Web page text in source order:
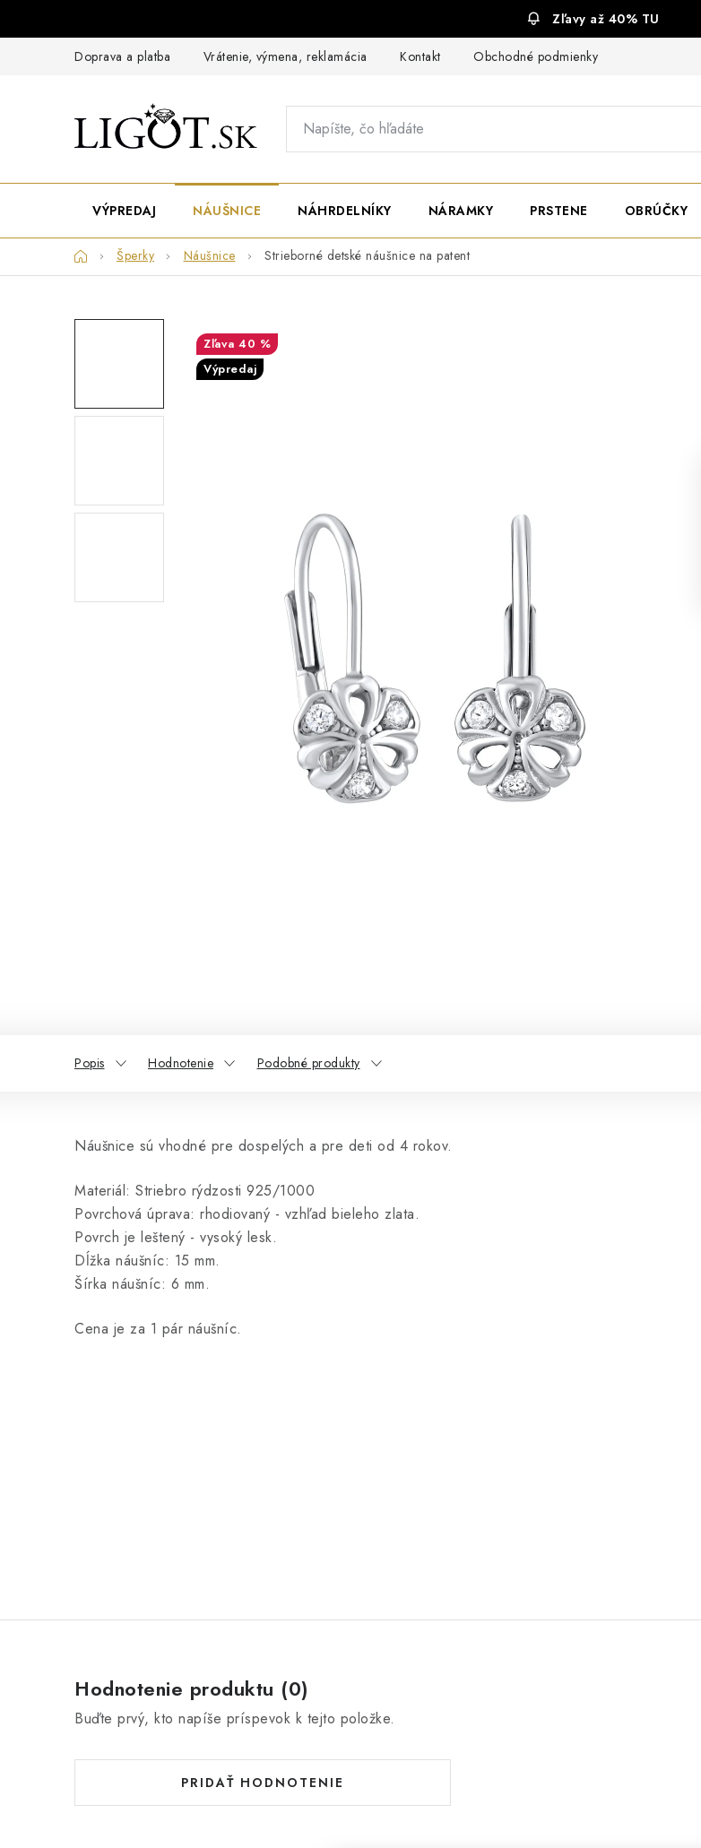
Zľavy až 40% TU
Doprava a platba Vrátenie, výmena, reklamácia Kontakt Obchodné podmienky
VÝPREDAJ NÁUŠNICE NÁHRDELNÍKY NÁRAMKY PRSTENE OBRÚČKY
DomovŠperky Náušnice Strieborné detské náušnice na patent
40 %
Výpredaj
Popis Hodnotenie Podobné produkty
Náušnice sú vhodné pre dospelých a pre deti od 4 rokov.
Materiál: Striebro rýdzosti 925/1000
Povrchová úprava: rhodiovaný - vzhľad bieleho zlata.
Povrch je leštený - vysoký lesk.
Dĺžka náušníc: 15 mm.
Šírka náušníc: 6 mm.
Cena je za 1 pár náušníc.
Hodnotenie produktu (0)
Buďte prvý, kto napíše príspevok k tejto položke.
PRIDAŤ HODNOTENIE